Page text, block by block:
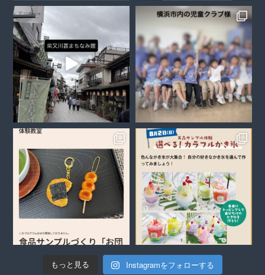
もっと見る Instagramをフォローする